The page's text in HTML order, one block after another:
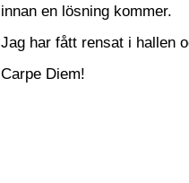
innan en lösning kommer.
Jag har fått rensat i hallen
Carpe Diem!